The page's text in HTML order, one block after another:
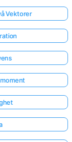
Vektorer